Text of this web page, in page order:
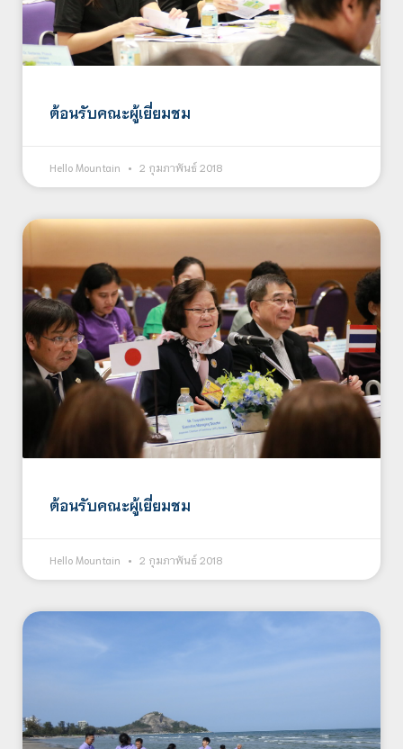
ต้อนรับคณะผู้เยี่ยมชม
Hello Mountain 2 กุมภาพันธ์ 2018
ต้อนรับคณะผู้เยี่ยมชม
Hello Mountain 2 กุมภาพันธ์ 2018